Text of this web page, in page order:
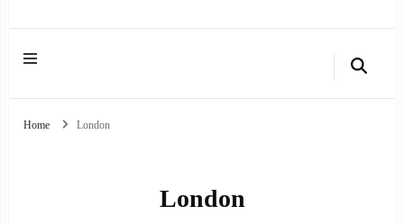
Home London
London